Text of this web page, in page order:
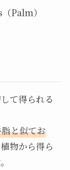
Palm）
て得られる
と似てお
物から得ら